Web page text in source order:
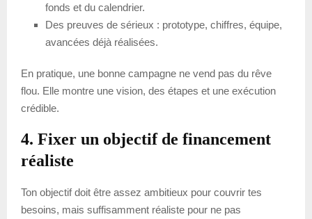
fonds et du calendrier.
Des preuves de sérieux : prototype, chiffres, équipe,
avancées déjà réalisées.
En pratique, une bonne campagne ne vend pas du rêve
flou. Elle montre une vision, des étapes et une exécution
crédible.
4. Fixer un objectif de financement
réaliste
Ton objectif doit être assez ambitieux pour couvrir tes
besoins, mais suffisamment réaliste pour ne pas